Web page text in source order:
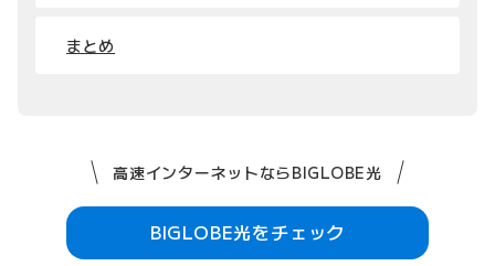
まとめ
高速インターネットならBIGLOBE光
BIGLOBE光をチェック